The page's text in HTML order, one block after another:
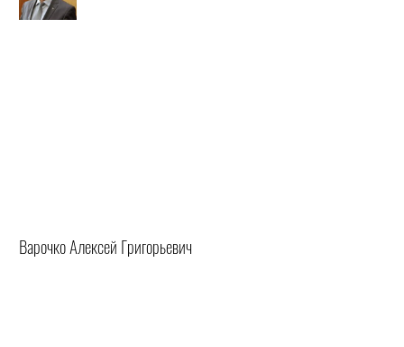
Варочко Алексей Григорьевич